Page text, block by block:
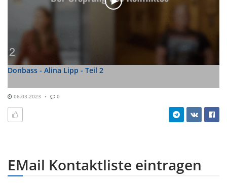
Donbass - Alina Lipp - Teil 2
06.03.2023 0
EMail Kontaktliste eintragen